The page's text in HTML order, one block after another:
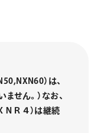
）は、
ません。） なお、
ＮＲ４）は継続